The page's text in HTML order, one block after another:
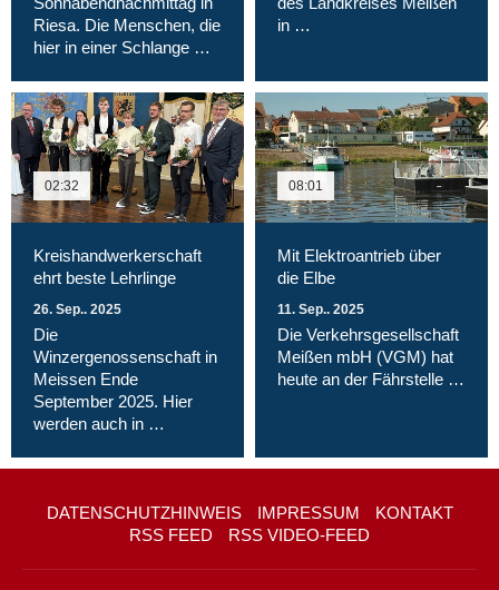
Riesa. Die Menschen, die
hier in einer Schlange …
in …
02:32
Kreishandwerkerschaft
ehrt beste Lehrlinge
26. Sep.. 2025
Die
Winzergenossenschaft in
Meissen Ende
September 2025. Hier
werden auch in …
08:01
Mit Elektroantrieb über
die Elbe
11. Sep.. 2025
Die Verkehrsgesellschaft
Meißen mbH (VGM) hat
heute an der Fährstelle …
DATENSCHUTZHINWEIS IMPRESSUM
KONTAKT
RSS FEED
RSS VIDEO-FEED